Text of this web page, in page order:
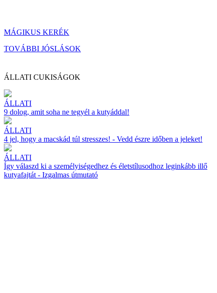
MÁGIKUS KERÉK
TOVÁBBI JÓSLÁSOK
ÁLLATI CUKISÁGOK
ÁLLATI
9 dolog, amit soha ne tegyél a kutyáddal!
ÁLLATI
4 jel, hogy a macskád túl stresszes! - Vedd észre időben a jeleket!
ÁLLATI
Így válaszd ki a személyiségedhez és életstílusodhoz leginkább illő
kutyafajtát - Izgalmas útmutató